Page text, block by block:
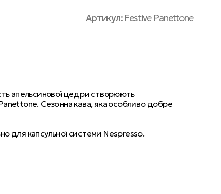
Артикул: Festive Panettone
апельсинової цедри створюють
Сезонна кава, яка особливо добре
для капсульної системи Nespresso.